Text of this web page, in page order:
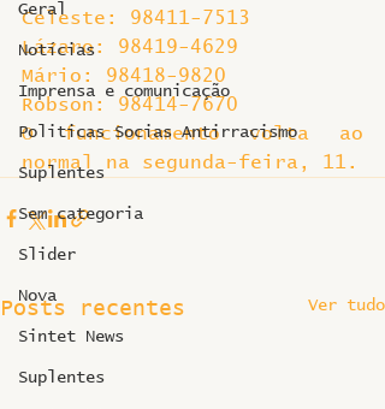
Geral
Notícias
Imprensa e comunicação
Politicas Socias Antirracismo
Suplentes
Sem categoria
Slider
Nova
Sintet News
Suplentes
Celeste: 98411-7513
Lázaro: 98419-4629
Mário: 98418-9820
Robson: 98414-7670
O funcionamento volta ao
normal na segunda-feira, 11.
Posts recentes Ver tudo